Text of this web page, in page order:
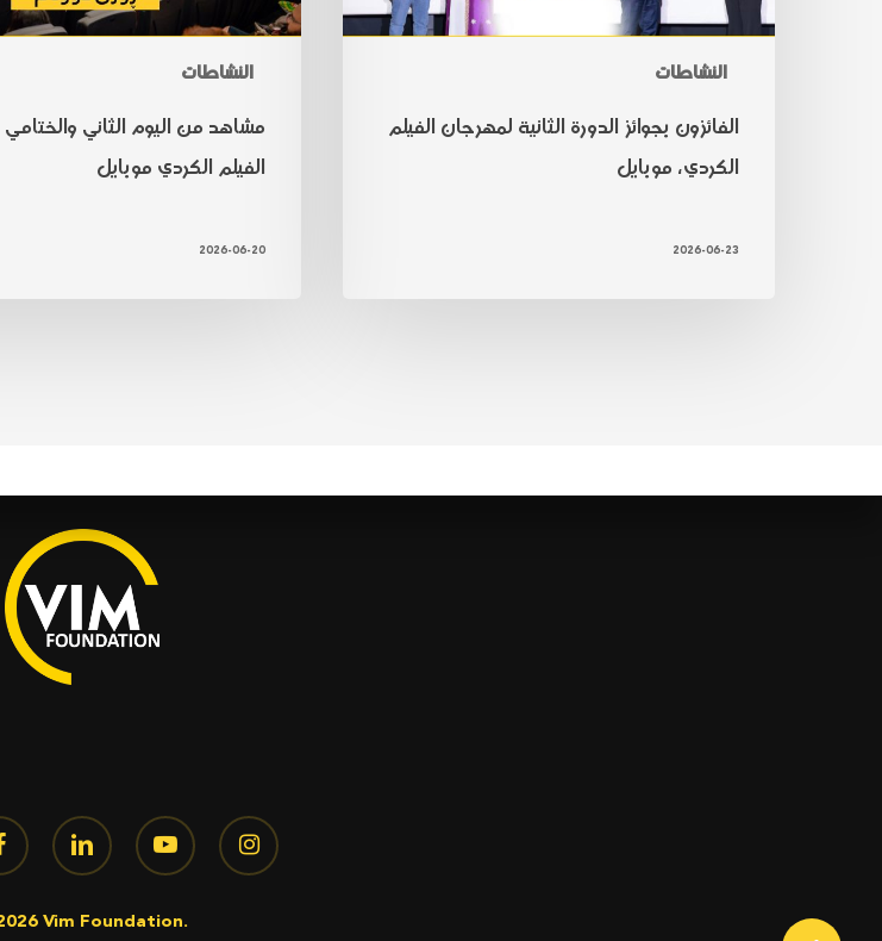
النشاطات
الفائزون بجوائز الدورة الثانية لمهرجان الفيلم
الكردي، موبايل
2026-06-23
النشاطات
مشاهد من اليوم الثاني
الفيلم الكردي موبايل
2026-06-20
linkedin youtubeinstagram
Vim Foundation.